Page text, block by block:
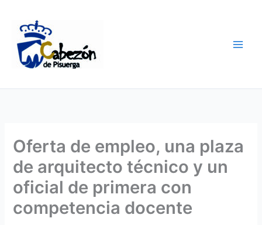
contenido
Oferta de empleo, una plaza
de arquitecto técnico y un
oficial de primera con
competencia docente